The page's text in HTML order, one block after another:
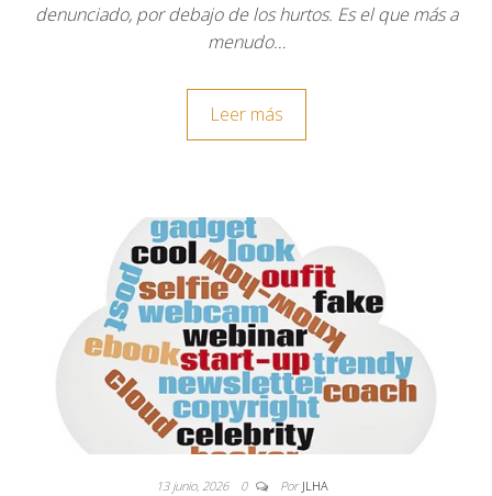
denunciado, por debajo de los hurtos. Es el que más a
menudo…
Leer más
13 junio, 2026 0 Por JLHA